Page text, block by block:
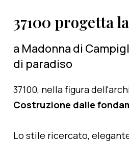
37100 progetta
a Madonna di
di paradiso
37100, nella figura
Costruzione dalle
Lo stile ricercato,